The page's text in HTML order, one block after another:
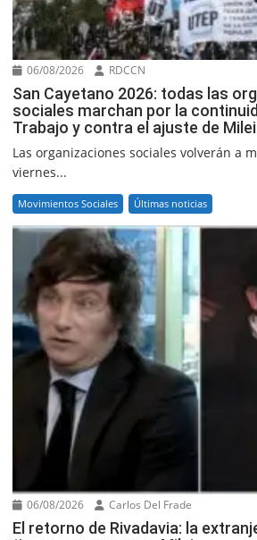
06/08/2026 RDCCN
San Cayetano 2026: todas las
sociales marchan por la
Trabajo y contra el ajuste de Milei
Las organizaciones sociales volverán a
viernes...
Movimientos Sociales Últimas noticias
06/08/2026 Carlos Del Frade
El retorno de Rivadavia: la